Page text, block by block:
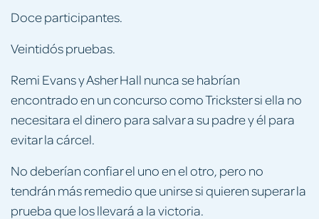
Doce participantes.
Veintidós pruebas.
Remi Evans y Asher Hall nunca se habrían
encontrado en un concurso como Trickster si ella no
necesitara el dinero para salvar a su padre y él para
evitar la cárcel.
No deberían confiar el uno en el otro, pero no
tendrán más remedio que unirse si quieren superar la
prueba que los llevará a la victoria.